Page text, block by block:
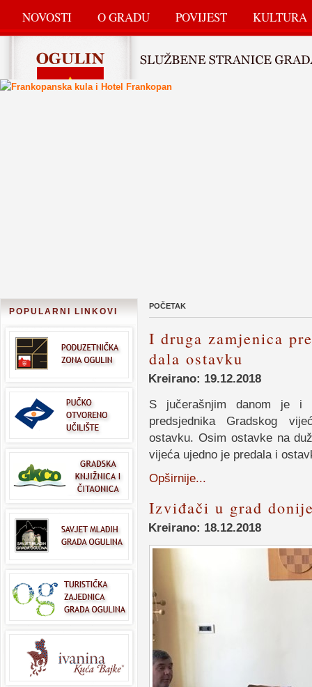
NOVOSTI O GRADU POVIJEST KULTURA
POPULARNI LINKOVI
POČETAK
I druga zamjenica
dala ostavku
Kreirano: 19.12.2018
S jučerašnjim danom je i
predsjednika Gradskog
ostavku. Osim ostavke na
vijeća ujedno je predala i
Opširnije...
Izviđači u grad
Kreirano: 18.12.2018